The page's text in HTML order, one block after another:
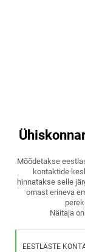
Mõõdetakse
kontaktide
hinnatakse selle
omast erineva
Näitaja
EESTLASTE